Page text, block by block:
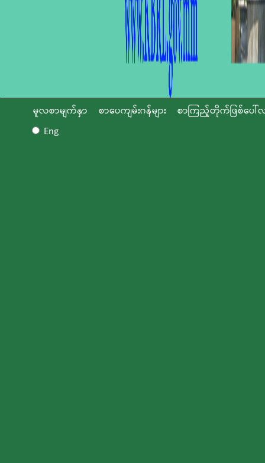
မူလစာမျက်နှာ စာပေကျမ်းဂန်များ
စာကြည့်တိုက်ဖြစ်ပေါ်
Eng